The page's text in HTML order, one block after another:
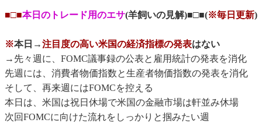
■□■本日のトレード用のエサ(羊飼いの見解)■□■(※毎日更新)
※本日→注目度の高い米国の経済指標の発表はない
→先々週に、FOMC議事録の公表と雇用統計の発表を消化
先週には、消費者物価指数と生産者物価指数の発表を消化
そして、再来週にはFOMCを控える
本日は、米国は祝日休場で米国の金融市場は軒並み休場
次回FOMCに向けた流れをしっかりと掴みたい週